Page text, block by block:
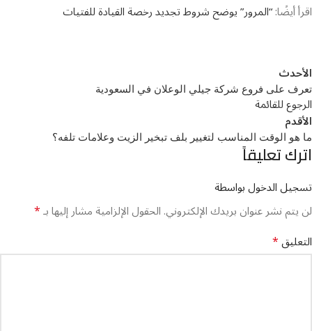
اقرأ أيضًا:“المرور” يوضح شروط تجديد رخصة القيادة للفتيات
الأحدث
تعرف على فروع شركة جيلي الوعلان في السعودية
الرجوع للقائمة
الأقدم
ما هو الوقت المناسب لتغيير بلف تبخير الزيت وعلامات تلفه؟
اترك تعليقاً
تسجيل الدخول بواسطة
لن يتم نشر عنوان بريدك الإلكتروني.الحقول الإلزامية مشار إليها بـ*
التعليق*